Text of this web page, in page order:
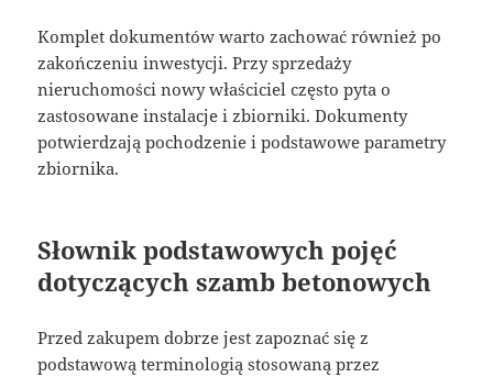
Komplet dokumentów warto zachować również po
zakończeniu inwestycji. Przy sprzedaży
nieruchomości nowy właściciel często pyta o
zastosowane instalacje i zbiorniki. Dokumenty
potwierdzają pochodzenie i podstawowe parametry
zbiornika.
Słownik podstawowych pojęć
dotyczących szamb betonowych
Przed zakupem dobrze jest zapoznać się z
podstawową terminologią stosowaną przez